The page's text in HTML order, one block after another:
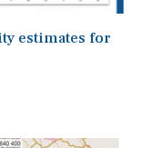
estimates for